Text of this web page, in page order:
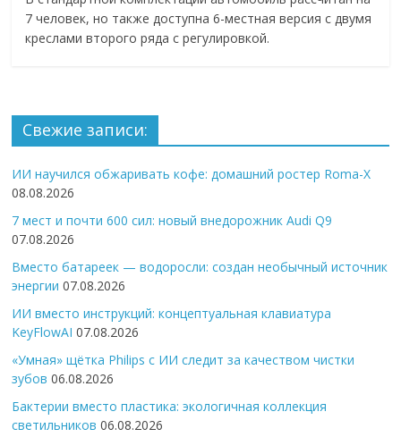
7 человек, но также доступна 6-местная версия с двумя
креслами второго ряда с регулировкой.
Свежие записи:
ИИ научился обжаривать кофе: домашний ростер Roma-X
08.08.2026
7 мест и почти 600 сил: новый внедорожник Audi Q9
07.08.2026
Вместо батареек — водоросли: создан необычный источник
энергии 07.08.2026
ИИ вместо инструкций: концептуальная клавиатура
KeyFlowAI 07.08.2026
«Умная» щётка Philips с ИИ следит за качеством чистки
зубов 06.08.2026
Бактерии вместо пластика: экологичная коллекция
светильников 06.08.2026